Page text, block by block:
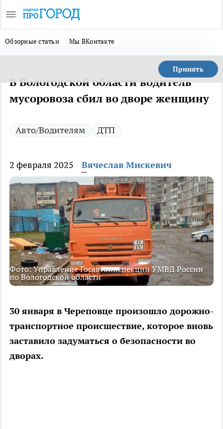
Обзорные статьи Мы ВКонтакте
Принять
В Вологодской области водитель
мусоровоза сбил во дворе женщину
Авто/Водителям ДТП
2 февраля 2025 Вячеслав Мискевич
Фото: Управление Госавтоинспекции УМВД России
по Вологодской области
30 января в Череповце произошло дорожно-
транспортное происшествие, которое вновь
заставило задуматься о безопасности во
дворах.